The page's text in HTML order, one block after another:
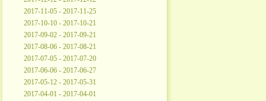
2017-11-05 - 2017-11-25
2017-10-10 - 2017-10-21
2017-09-02 - 2017-09-21
2017-08-06 - 2017-08-21
2017-07-05 - 2017-07-20
2017-06-06 - 2017-06-27
2017-05-12 - 2017-05-31
2017-04-01 - 2017-04-01